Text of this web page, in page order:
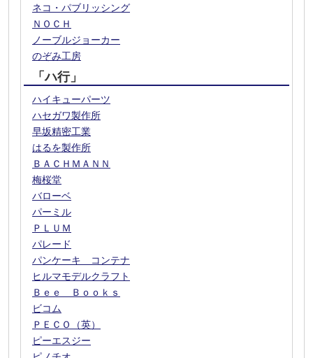
ネコ・パブリッシング
ＮＯＣＨ
ノーブルジョーカー
のぞみ工房
「ハ行」
ハイキューパーツ
ハセガワ製作所
早坂精密工業
はるを製作所
ＢＡＣＨＭＡＮＮ
梅桜堂
バローベ
パーミル
ＰＬＵＭ
パレード
パンケーキ コンテナ
ヒルマモデルクラフト
Ｂｅｅ Ｂｏｏｋｓ
ビコム
ＰＥＣＯ（英）
ピーエスジー